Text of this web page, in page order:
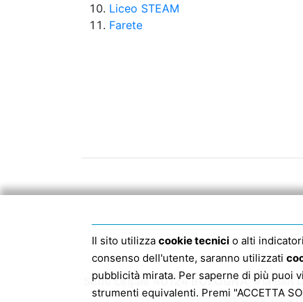
Liceo STEAM
Farete
Sede Legale 40124 BOLOGNA, Via
CODICE
Il sito utilizza cookie tecnici o alti
consenso dell'utente, saranno utilizzati
pubblicità mirata. Per saperne di più puoi
strumenti equivalenti. Premi "ACCETTA